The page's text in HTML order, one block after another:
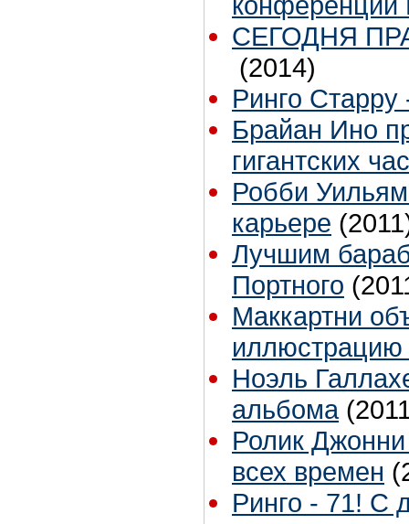
СЕГОДНЯ
(2014)
Ринго Старру
Брайан Ино
гигантских
Робби
карьере
Лучшим
Портного
Маккартни
иллюстрацию
Ноэль
альбома
Ролик
всех времен
Ринго - 71! С